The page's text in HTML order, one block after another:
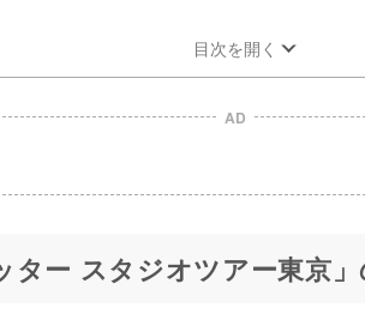
目次を開く
AD
ター スタジオツアー東京